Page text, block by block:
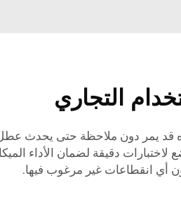
التجاري
قد يمر دون ملاحظة حتى يحدث
لاختبارات دقيقة لضمان الأداء
أي انقطاعات غير مرغوب فيها.